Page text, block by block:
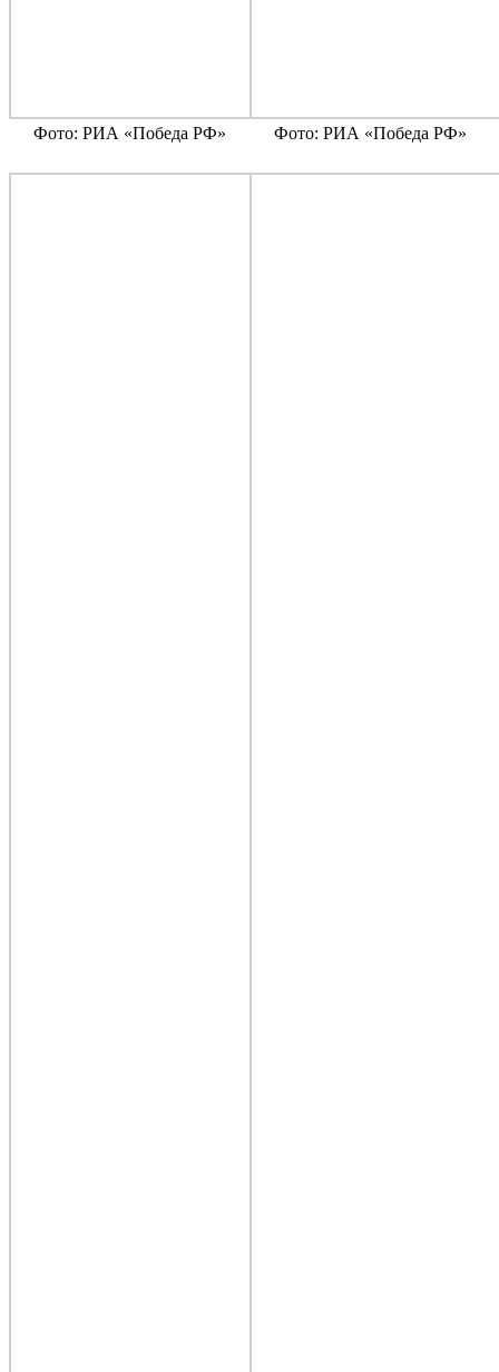
Фото: РИА «Победа РФ» Фото: РИА «Победа РФ»